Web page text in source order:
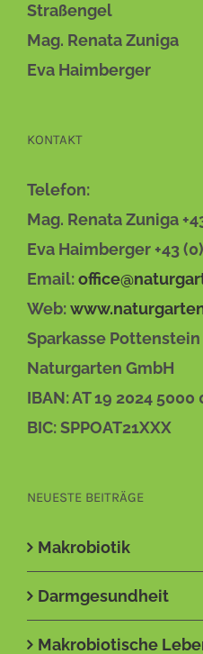
Straßengel
Mag. Renata Zuniga
Eva Haimberger
KONTAKT
Telefon:
Mag. Renata Zuniga
Eva Haimberger +43
Email:
Web:
Sparkasse Pottenstein
Naturgarten GmbH
IBAN: AT 19 2024 5000
BIC: SPPOAT21XXX
NEUESTE BEITRÄGE
Makrobiotik
Darmgesundheit
Makrobiotische